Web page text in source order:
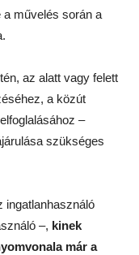
a művelés során a
az alatt vagy felett
a közút
–
szükséges
ingatlanhasználó
–, kinek
már a